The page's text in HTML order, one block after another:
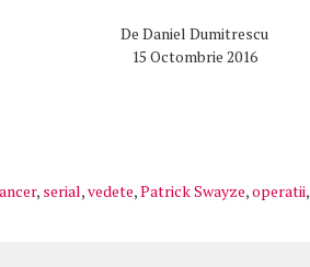
De Daniel Dumitrescu
15 Octombrie 2016
, serial,vedete,Patrick Swayze,operatii,